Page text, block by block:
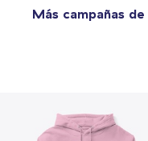
Más campañas de